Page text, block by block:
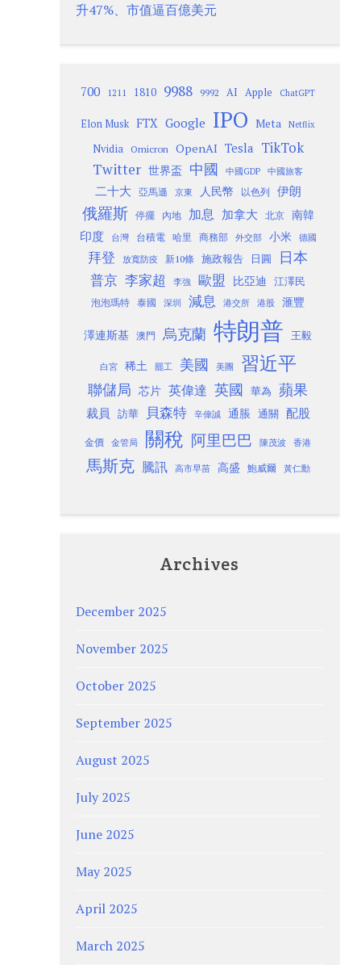
升47%、市值逼百億美元
700 1211 1810 9988 9992 AI Apple ChatGPT
Elon Musk FTX Google IPO Meta Netflix
Nvidia Omicron OpenAI Tesla TikTok
Twitter 世界盃 中國 中國GDP 中國旅客
二十大 亞馬遜 京東 人民幣 以色列 伊朗
俄羅斯 停擺 內地 加息 加拿大 北京
南韓
印度
台灣 台積電 哈里 商務部 外交部 小米 德國
拜登 放寬防疫 新10條 施政報告 日圓 日本
普京 李家超 李強 歐盟 比亞迪 江澤民
泡泡瑪特 泰國 深圳 減息 港交所 港股 滙豐
澤連斯基 澳門 烏克蘭 特朗普 王毅
白宮 稀土 罷工 美國 美團 習近平
聯儲局 芯片 英偉達 英國 華為 蘋果
裁員 訪華 貝森特 辛偉誠 通脹 通關 配股
金價 金管局 關稅 阿里巴巴 陳茂波 香港
馬斯克 騰訊 高市早苗 高盛 鮑威爾 黃仁勳
Archives
December 2025
November 2025
October 2025
September 2025
August 2025
July 2025
June 2025
May 2025
April 2025
March 2025